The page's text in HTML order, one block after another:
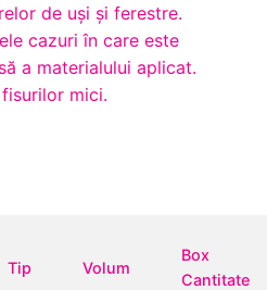
de uşi şi ferestre.
cazuri în care este
a materialului aplicat.
mici.
Tip Volum
Box
Cantitate